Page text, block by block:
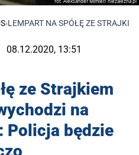
›LEMPART NA SPÓŁĘ ZE
08.12.2020, 13:51
ze Strajkiem
na
Policja będzie